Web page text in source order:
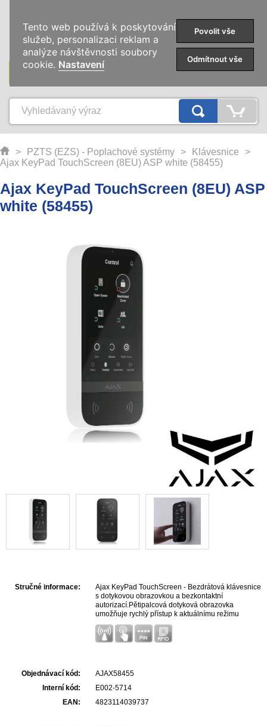
KATEGORIE
> PZTS (EZS) - Poplachové systémy > Klávesnice
>
Ajax KeyPad TouchScreen (8EU) ASP white (58455)
Ajax KeyPad TouchScreen (8EU) ASP
white (58455)
Stručné informace:
Ajax KeyPad TouchScreen - Bezdrátová klávesnice
s dotykovou obrazovkou a bezkontaktní
autorizací.Pětipalcová dotyková obrazovka
umožňuje rychlý přístup k aktuálnímu režimu
zabezpečení, má zvukovou indikaci a může
upozorňovat na alarmy, zpoždění při
vstupu/odchodu a otevření dveří při odjištění
Objednávací kód:
AJAX58455
Interní kód:
E002-5714
EAN:
4823114039737
Tento web používá k poskytování
služeb, personalizaci reklam a
analýze návštěvnosti soubory
cookie. Nastavení
Povolit vše
Odmítnout vše